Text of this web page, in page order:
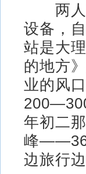
两人
设备，
站是大
的地方
业的风
年初二
峰
边旅行